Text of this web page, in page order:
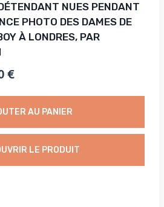
NUES PENDANT
PHOTO DES DAMES DE
À LONDRES, PAR
€.
€Le
prix
actuel
est :
975,00 €.
AU PANIER
LE PRODUIT